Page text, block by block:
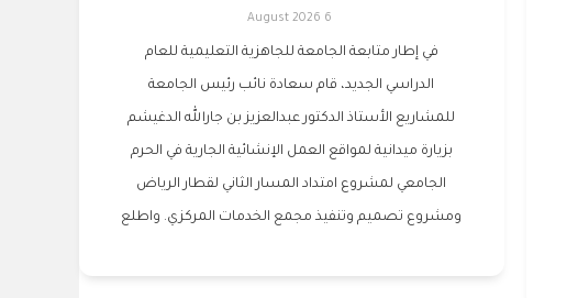
6 August 2026
في إطار متابعة الجامعة للجاهزية التعليمية للعام
الدراسي الجديد، قام سعادة نائب رئيس الجامعة
للمشاريع الأستاذ الدكتور عبدالعزيز بن جارالله الدغيشم
بزيارة ميدانية لمواقع العمل الإنشائية الجارية في الحرم
الجامعي لمشروع امتداد المسار الثاني لقطار الرياض
ومشروع تصميم وتنفيذ مجمع الخدمات المركزي. واطلع